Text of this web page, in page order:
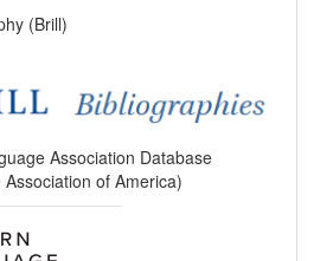
(Brill)
Association Database
of America)